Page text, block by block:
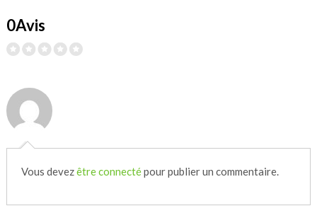
0Avis
Vous devezêtre connectépour publier un commentaire.